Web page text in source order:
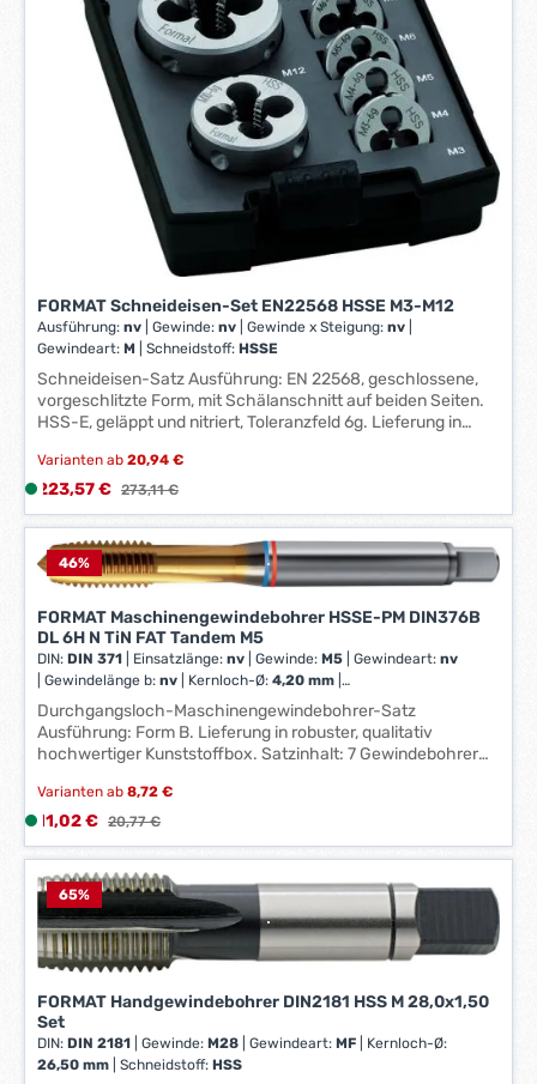
FORMAT Schneideisen-Set EN22568 HSSE M3-M12
Ausführung:nv Gewinde:nv Gewinde x Steigung:nv
Gewindeart:M Schneidstoff:HSSE
Schneideisen-Satz Ausführung: EN 22568, geschlossene,
vorgeschlitzte Form, mit Schälanschnitt auf beiden Seiten.
HSS-E, geläppt und nitriert, Toleranzfeld 6g. Lieferung in
Regelgewinde nach DIN 13. Hersteller: Einkaufsbüro
Deutscher Eisenhändler GmbH, EDE Platz 1, 42389
Satzinhalt: M3; 4; 5; 6; 8; 10; 12
Varianten ab 20,94 €
Verkaufspreis:
L
i
f
e
r
z
e
i
t
:
1
-
3
W
e
r
k
t
a
g
e
*
*
223,57 € Regulärer Preis:
273,11 €
46%
FORMAT Maschinengewindebohrer HSSE-PM DIN376B
DL 6H N TiN FAT Tandem M5
DIN:DIN 371 Einsatzlänge:nv Gewinde:M5 Gewindeart:nv
Gewindelänge b:nv Kernloch-Ø:4,20 mm
Schneidenanzahl: nv | Schneidstoff: HSSE PM Spann-Ø:
Durchgangsloch-Maschinengewindebohrer-Satz
Ausführung: Form B. Lieferung in robuster, qualitativ
hochwertiger Kunststoffbox. Satzinhalt: 7 Gewindebohrer
8,5; 10,2 m Technische Daten: DIN: DIN 371/376 Al, Al- und
Mg-Leg.: 18 Gusseisenwerkstoffe: 18 Gewinde: M3 - M12
HSSE PM Stähle bis 1000 N/mm²: 16 Stähle bis 1400
N/mm²: 13 Stähle bis 850 N/mm²: 15 Beschichtung: TiN
Varianten ab 8,72 €
Verkaufspreis:
L
i
e
f
e
r
z
e
i
t
:
11,02 € Regulärer Preis:
20,77 €
65%
FORMAT Handgewindebohrer DIN2181 HSS M 28,0x1,50
Set
DIN:DIN 2181 Gewinde:M28 Gewindeart:MF
Kernloch-Ø:
26,50 mm
Schneidstoff:HSS